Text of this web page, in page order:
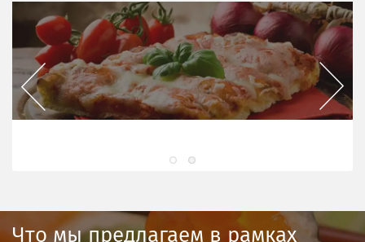
Вьетнамская кухня
Previous Next